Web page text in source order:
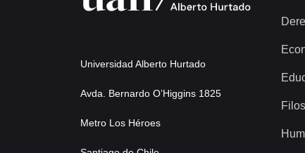
Universidad Alberto Hurtado
Avda. Bernardo O’Higgins 1825
Metro Los Héroes